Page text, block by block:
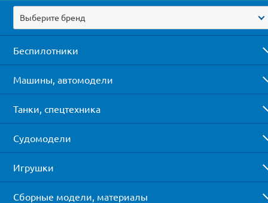
Выберите бренд
Беспилотники
Машины, автомодели
Танки, спецтехника
Судомодели
Игрушки
Сборные модели, материалы